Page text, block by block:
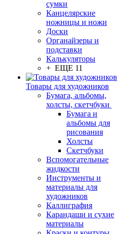
сумки
Канцелярские
ножницы и ножи
Доски
Органайзеры и
подставки
Калькуляторы
+ ЕЩЕ 11
Товары для художников
Бумага, альбомы,
холсты, скетчбуки
Бумага и
альбомы для
рисования
Холсты
Скетчбуки
Вспомогательные
жидкости
Инструменты и
материалы для
художников
Каллиграфия
Карандаши и сухие
материалы